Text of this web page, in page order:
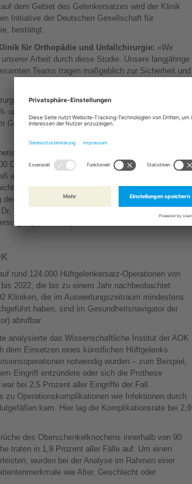
dem Gebiet des Gelenkersatzes wird der Klinik
Initiative der Deutschen Gesellschaft für
bestätigt.
für Orthopädie und Unfallchirurgie: »Wir
Arbeit durch diese Studie. Unsere langjährige
Teams tragen maßgeblich zur Sicherheit und
der Pfeifferschen Stiftungen ist seit Jahren auf
und Kniegelenken spezialisiert. Auch gemessen an
Gebiet die führende Klinik in Sachsen-Anhalt – mit
Operationen an Hüft- und Kniegelenken
Operationen die Erstimplantation eine
an Routine und Erfahrung garantiert. »Unsere
nur auf der medizinischen Expertise, sondern
Patienten, die vom ersten Kontakt bis zur
Ulf Pommrich, OP-Manager und Koordinator des
(EPZmax).
rund 124.000 Hüftgelenkersatz-Operationen von
2022, die bis zu einem Jahr nachbeobachtet
Kliniken, die im Auswertungszeitraum mindestens
haben, sind im Gesundheitsnavigator der
abrufbar.
analysierte das Wissenschaftliche Institut der AOK
dem Einsetzen eines künstlichen Hüftgelenks
notwendig wurden – zum Beispiel,
Eingriff entzündete oder sich die Prothese
bei 2,5 Prozent aller Eingriffe der Fall.
zu Operationskomplikationen wie Infektionen durch
kam. Hier lag die Komplikationsrate bei 2,9
des Oberschenkelknochens innerhalb von 90
traten in 1,9 Prozent aller Fälle auf. Um einen
wurden bei der Analyse im Rahmen einer
wie Alter, Geschlecht oder